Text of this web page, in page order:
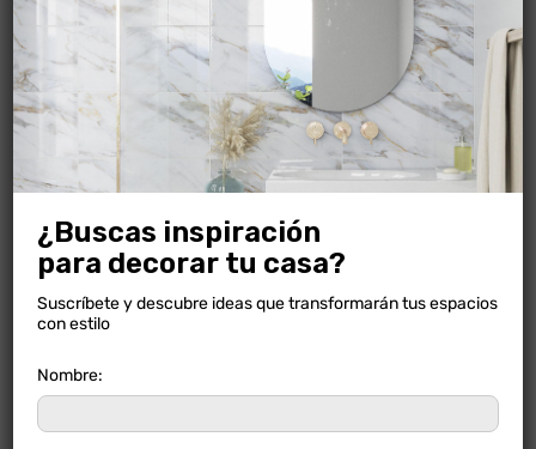
NOGAL CAOBA
¿Buscas inspiración
para decorar tu casa?
Suscríbete y descubre ideas que transformarán tus espacios
con estilo
Nombre: